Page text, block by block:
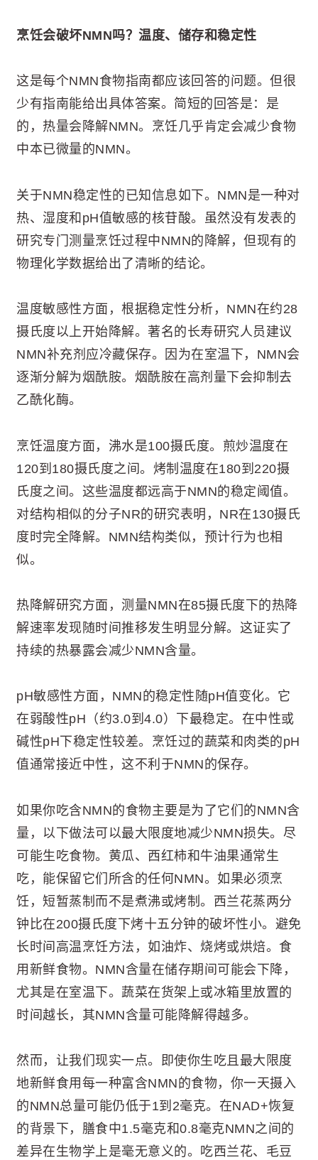
烹饪会破坏NMN吗？温度、储存和稳定性
这是每个NMN食物指南都应该回答的问题。但很
少有指南能给出具体答案。简短的回答是：是
的，热量会降解NMN。烹饪几乎肯定会减少食物
中本已微量的NMN。
关于NMN稳定性的已知信息如下。NMN是一种对
热、湿度和pH值敏感的核苷酸。虽然没有发表的
研究专门测量烹饪过程中NMN的降解，但现有的
物理化学数据给出了清晰的结论。
温度敏感性方面，根据稳定性分析，NMN在约28
摄氏度以上开始降解。著名的长寿研究人员建议
NMN补充剂应冷藏保存。因为在室温下，NMN会
逐渐分解为烟酰胺。烟酰胺在高剂量下会抑制去
乙酰化酶。
烹饪温度方面，沸水是100摄氏度。煎炒温度在
120到180摄氏度之间。烤制温度在180到220摄
氏度之间。这些温度都远高于NMN的稳定阈值。
对结构相似的分子NR的研究表明，NR在130摄氏
度时完全降解。NMN结构类似，预计行为也相
似。
热降解研究方面，测量NMN在85摄氏度下的热降
解速率发现随时间推移发生明显分解。这证实了
持续的热暴露会减少NMN含量。
pH敏感性方面，NMN的稳定性随pH值变化。它
在弱酸性pH（约3.0到4.0）下最稳定。在中性或
碱性pH下稳定性较差。烹饪过的蔬菜和肉类的pH
值通常接近中性，这不利于NMN的保存。
如果你吃含NMN的食物主要是为了它们的NMN含
量，以下做法可以最大限度地减少NMN损失。尽
可能生吃食物。黄瓜、西红柿和牛油果通常生
吃，能保留它们所含的任何NMN。如果必须烹
饪，短暂蒸制而不是煮沸或烤制。西兰花蒸两分
钟比在200摄氏度下烤十五分钟的破坏性小。避免
长时间高温烹饪方法，如油炸、烧烤或烘焙。食
用新鲜食物。NMN含量在储存期间可能会下降，
尤其是在室温下。蔬菜在货架上或冰箱里放置的
时间越长，其NMN含量可能降解得越多。
然而，让我们现实一点。即使你生吃且最大限度
地新鲜食用每一种富含NMN的食物，你一天摄入
的NMN总量可能仍低于1到2毫克。在NAD+恢复
的背景下，膳食中1.5毫克和0.8毫克NMN之间的
差异在生物学上是毫无意义的。吃西兰花、毛豆